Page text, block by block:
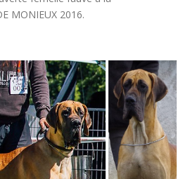
MONIEUX 2016.